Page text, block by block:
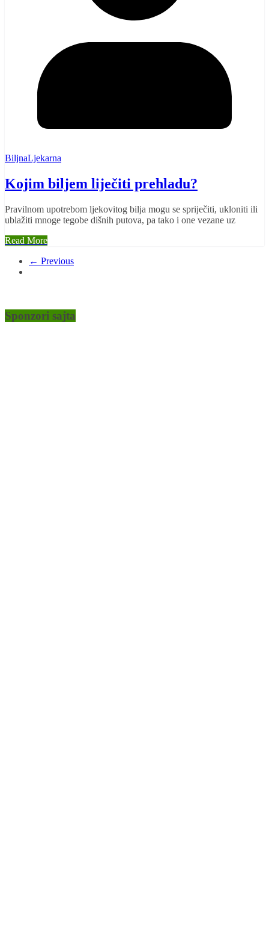
BiljnaLjekarna
Kojim biljem liječiti prehladu?
Pravilnom upotrebom ljekovitog bilja mogu se spriječiti, ukloniti ili
ublažiti mnoge tegobe dišnih putova, pa tako i one vezane uz
Read More
← Previous
Sponzori sajta